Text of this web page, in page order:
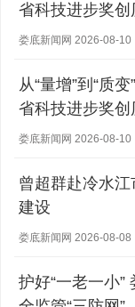
省科技进步奖创
娄底新闻网 2026-08-10
从“量增”到“质
省科技进步奖创
娄底新闻网 2026-08-10
曾超群赴冷水江
建设
娄底新闻网 2026-08-08
护好“一老一小”